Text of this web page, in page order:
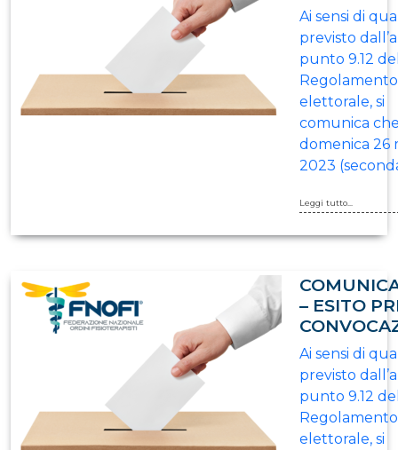
Ai sensi di
previsto
punto 9.12
Regolamento
elettorale, si
comunica
domenica 26
2023
Leggi tutto...
– ESITO
Ai sensi di
previsto
punto 9.12
Regolamento
elettorale, si